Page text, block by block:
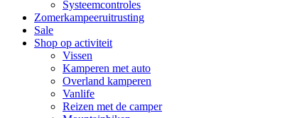
Systeemcontroles
Zomerkampeeruitrusting
Sale
Shop op activiteit
Vissen
Kamperen met auto
Overland kamperen
Vanlife
Reizen met de camper